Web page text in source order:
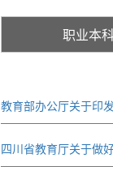
职业本
教育部办公厅关于印
四川省教育厅关于做